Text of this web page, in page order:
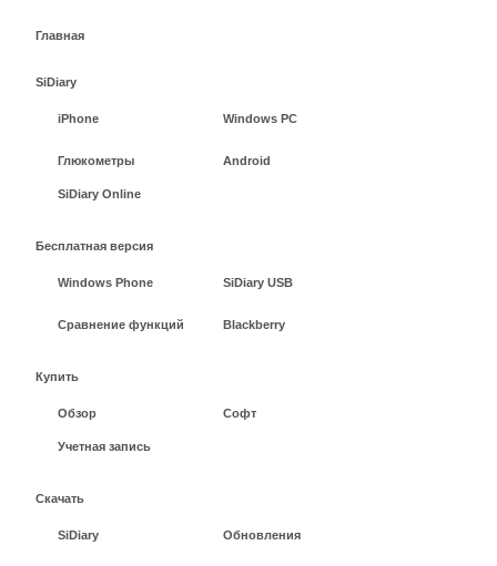
Главная
SiDiary
iPhone Windows PC
Глюкометры Android
SiDiary Online
Бесплатная версия
Windows Phone SiDiary USB
Сравнение функций Blackberry
Купить
Обзор Софт
Учетная запись
Скачать
SiDiary Обновления